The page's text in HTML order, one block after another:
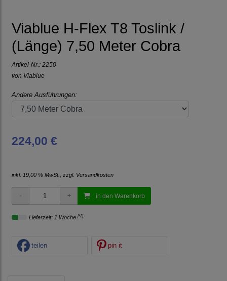
Viablue H-Flex T8 Toslink /
(Länge) 7,50 Meter Cobra
Artikel-Nr.: 2250
von Viablue
Andere Ausführungen:
224,00 €
inkl. 19,00 % MwSt., zzgl. Versandkosten
in den Warenkorb
Lieferzeit: 1 Woche [*2]
teilen pin it